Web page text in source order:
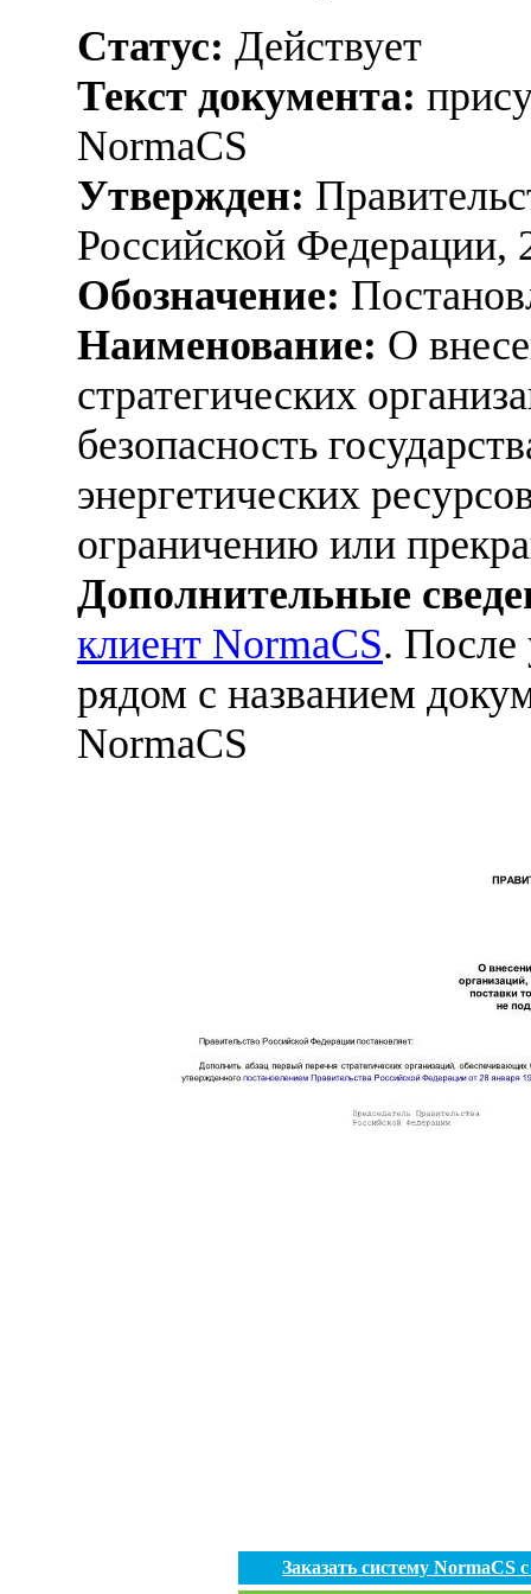
Статус: Действует
Текст документа:
NormaCS
Утвержден:
Российской Федерации,
Обозначение:
Наименование: О
стратегических
безопасность
энергетических
ограничению или
Дополнительные
клиент NormaCS. После
рядом с названием
NormaCS
Заказать систему